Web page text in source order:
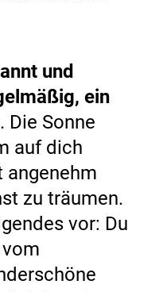
und
ein
. Die Sonne
auf dich
angenehm
zu träumen.
vor: Du